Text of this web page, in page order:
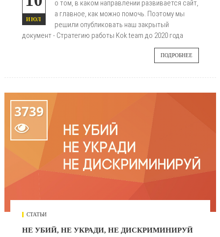
ИЮЛ
о том, в каком направлении развивается сайт,
а главное, как можно помочь. Поэтому мы
решили опубликовать наш закрытый
документ - Стратегию работы Kok.team до 2020 года
ПОДРОБНЕЕ
3739

СТАТЬИ
НЕ УБИЙ, НЕ УКРАДИ, НЕ ДИСКРИМИНИРУЙ